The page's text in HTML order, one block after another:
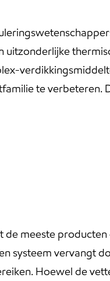
uitzonderlijke
te verbeteren.
meeste producten
systeem vervangt
Hoewel de